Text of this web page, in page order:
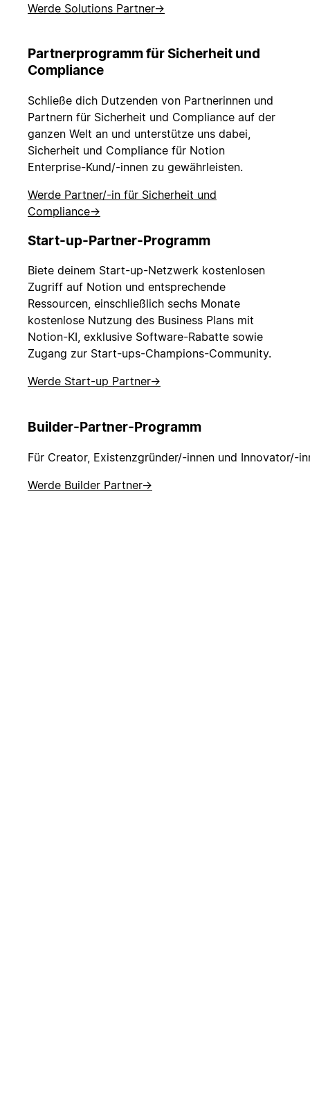
Werde Solutions Partner→
Partnerprogramm für Sicherheit und
Compliance
Schließe dich Dutzenden von Partnerinnen und
Partnern für Sicherheit und Compliance auf der
ganzen Welt an und unterstütze uns dabei,
Sicherheit und Compliance für Notion
Enterprise-Kund/-innen zu gewährleisten.
Werde Partner/-in für Sicherheit und
Compliance→
Start-up-Partner-Programm
Biete deinem Start-up-Netzwerk kostenlosen
Zugriff auf Notion und entsprechende
Ressourcen, einschließlich sechs Monate
kostenlose Nutzung des Business Plans mit
Notion-KI, exklusive Software-Rabatte sowie
Zugang zur Start-ups-Champions-Community.
Werde Start-up Partner→
Builder-Partner-Programm
Für Creator, Existenzgründer/-innen und Innovator/-
Werde Builder Partner→